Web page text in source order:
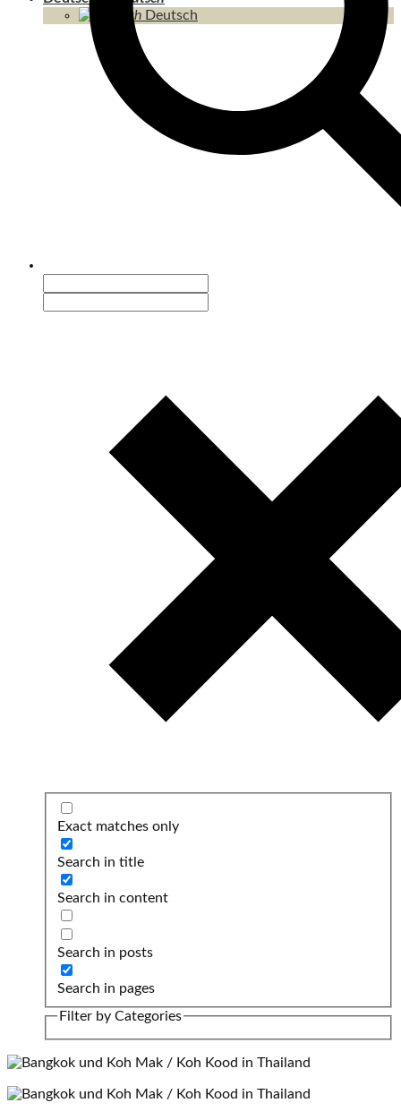
Deutsch
Exact matches only
Search in title
Search in content
Search in posts
Search in pages
Filter by Categories